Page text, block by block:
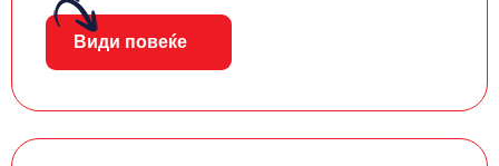
Види повеќе